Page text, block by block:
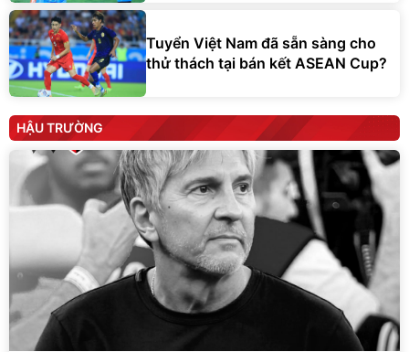
Tuyển Việt Nam đã sẵn sàng cho
thử thách tại bán kết ASEAN Cup?
HẬU TRƯỜNG